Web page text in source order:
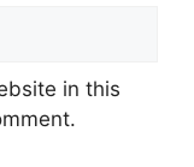
in this